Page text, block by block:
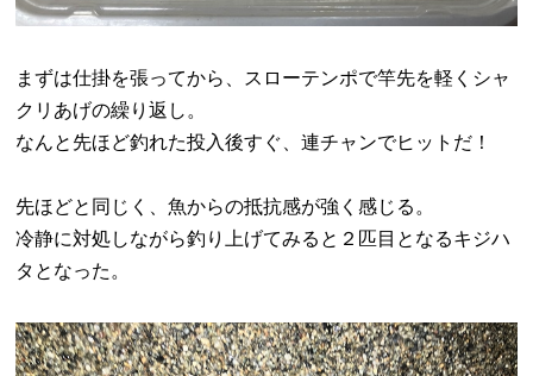
まずは仕掛を張ってから、スローテンポで竿先を軽くシャ
クリあげの繰り返し。
なんと先ほど釣れた投入後すぐ、連チャンでヒットだ！
先ほどと同じく、魚からの抵抗感が強く感じる。
冷静に対処しながら釣り上げてみると２匹目となるキジハ
タとなった。